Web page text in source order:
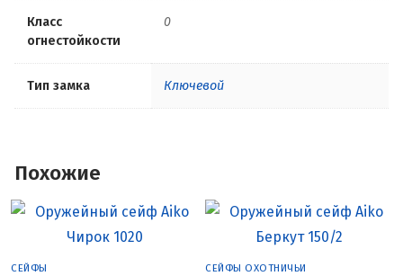
Класс
огнестойкости
0
Тип замка Ключевой
Похожие
СЕЙФЫ СЕЙФЫ ОХОТНИЧЬИ